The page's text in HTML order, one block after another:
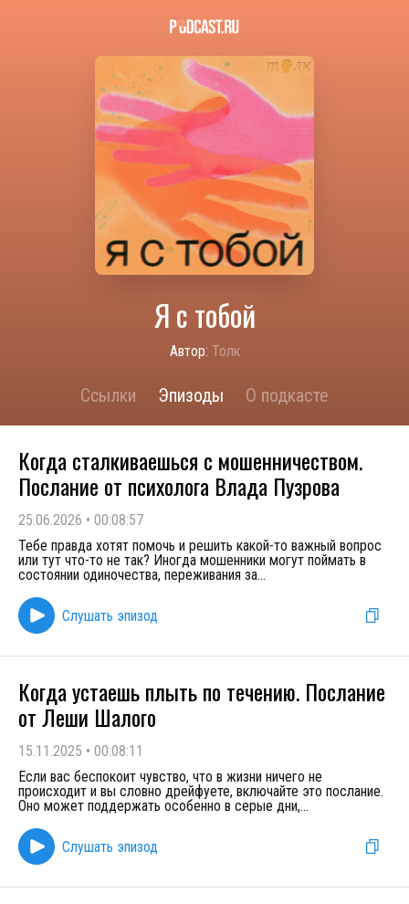
Я с тобой
Автор: Толк
Ссылки Эпизоды О подкасте
Когда сталкиваешься с мошенничеством.
Послание от психолога Влада Пузрова
25.06.2026 • 00:08:57
Тебе правда хотят помочь и решить какой-то важный вопрос
или тут что-то не так? Иногда мошенники могут поймать в
состоянии одиночества, переживания за...
Слушать эпизод
Когда устаешь плыть по течению. Послание
от Леши Шалого
15.11.2025 • 00:08:11
Если вас беспокоит чувство, что в жизни ничего не
происходит и вы словно дрейфуете, включайте это послание.
Оно может поддержать особенно в серые дни,...
Слушать эпизод